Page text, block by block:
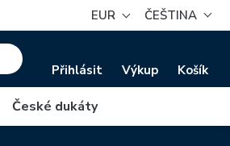
EUR ČEŠTINA
Přihlásit Výkup Košík
České dukáty